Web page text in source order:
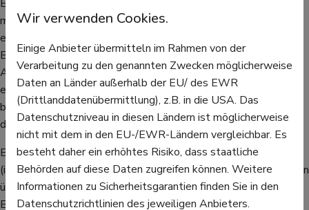
Es gibt Hinweise, dass die Lichttherapie gerade bei leichter bis
mittelschwerer Akne durchaus helfen kann. Außerdem handelt
es sich um einen nicht-invasiven Eingriff, bei dem - bei korrekter
Behandlung - keine Nebenwirkungen zu befürchten sind.
Allerdings ist die Studienlage recht dünn und liefert keine
einheitlichen Ergebnisse. Somit ist wissenschaftlich noch nicht
belegt, inwiefern die Behandlung wirkt. Auch schwere Akne ist
damit nicht zu behandeln.
Bei der Lichttherapie handelt es sich außerdem um eine IGeL
(individuelle Gesundheitsleistung), das heißt, die Krankenkassen
übernehmen keine Kosten für die Behandlungen. Eine
Behandlung kostet in der Regel zwischen fünf und fünfzehn
Wir verwenden Cookies.
Einige Anbieter übermitteln im Rahmen von der
Verarbeitung zu den genannten Zwecken möglicherweise
Daten an Länder außerhalb der EU/ des EWR
(Drittlanddatenübermittlung), z.B. in die USA. Das
Datenschutzniveau in diesen Ländern ist möglicherweise
nicht mit dem in den EU-/EWR-Ländern vergleichbar. Es
besteht daher ein erhöhtes Risiko, dass staatliche
Behörden auf diese Daten zugreifen können. Weitere
Informationen zu Sicherheitsgarantien finden Sie in den
Datenschutzrichtlinien des jeweiligen Anbieters.